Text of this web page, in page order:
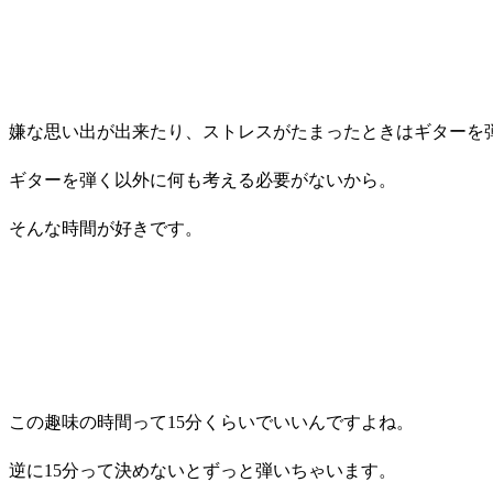
嫌な思い出が出来たり、ストレスがたまったときはギターを
ギターを弾く以外に何も考える必要がないから。
そんな時間が好きです。
この趣味の時間って15分くらいでいいんですよね。
逆に15分って決めないとずっと弾いちゃいます。